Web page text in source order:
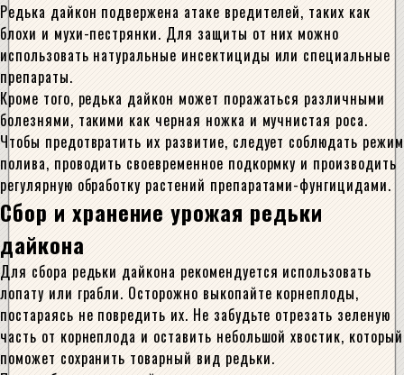
Редька дайкон подвержена атаке вредителей, таких как
блохи и мухи-пестрянки. Для защиты от них можно
использовать натуральные инсектициды или специальные
препараты.
Кроме того, редька дайкон может поражаться различными
болезнями, такими как черная ножка и мучнистая роса.
Чтобы предотвратить их развитие, следует соблюдать режим
полива, проводить своевременное подкормку и производить
регулярную обработку растений препаратами-фунгицидами.
Сбор и хранение урожая редьки
дайкона
Для сбора редьки дайкона рекомендуется использовать
лопату или грабли. Осторожно выкопайте корнеплоды,
постараясь не повредить их. Не забудьте отрезать зеленую
часть от корнеплода и оставить небольшой хвостик, который
поможет сохранить товарный вид редьки.